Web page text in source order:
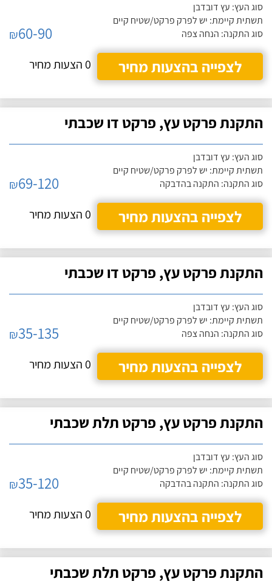
סוג העץ: עץ דובדבן
תשתית קיימת: יש לפרק פרקט/שטיח קיים
סוג התקנה: הנחה צפה
₪60-90
לצפייה בהצעות מחיר
0 הצעות מחיר
התקנת פרקט עץ, פרקט דו שכבתי
סוג העץ: עץ דובדבן
תשתית קיימת: יש לפרק פרקט/שטיח קיים
סוג התקנה: התקנה בהדבקה
₪69-120
לצפייה בהצעות מחיר
0 הצעות מחיר
התקנת פרקט עץ, פרקט דו שכבתי
סוג העץ: עץ דובדבן
תשתית קיימת: יש לפרק פרקט/שטיח קיים
סוג התקנה: הנחה צפה
₪35-135
לצפייה בהצעות מחיר
0 הצעות מחיר
התקנת פרקט עץ, פרקט תלת שכבתי
סוג העץ: עץ דובדבן
תשתית קיימת: יש לפרק פרקט/שטיח קיים
סוג התקנה: התקנה בהדבקה
₪35-120
לצפייה בהצעות מחיר
0 הצעות מחיר
התקנת פרקט עץ, פרקט תלת שכבתי